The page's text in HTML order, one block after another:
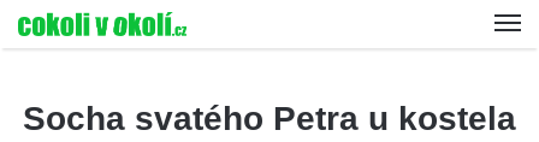
Socha svatého Petra u kostela